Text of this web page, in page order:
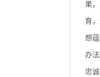
果
育
想
办
忠